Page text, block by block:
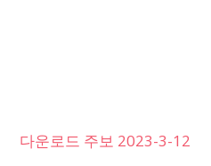
다운로드 주보 2023-3-12